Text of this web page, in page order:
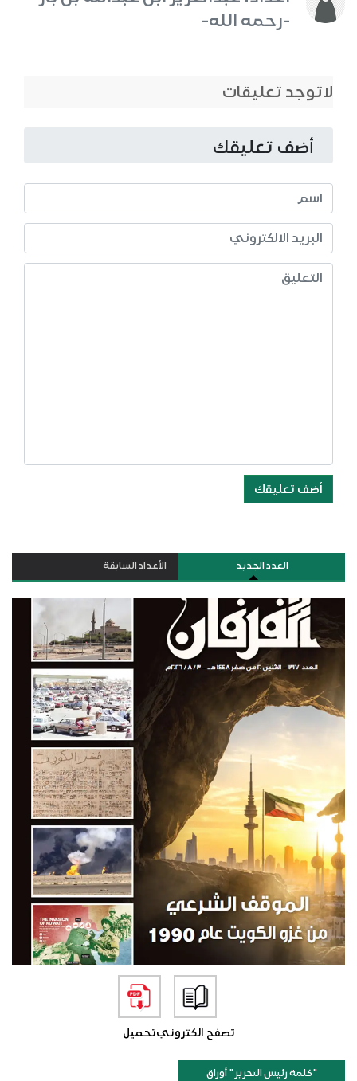
-رحمه الله-
لاتوجد تعليقات
أضف تعليقك
أضف تعليقك
العدد الجديد الأعداد السابقة
تصفح الكترونيتحميل
"كلمة رئيس التحرير " أوراق